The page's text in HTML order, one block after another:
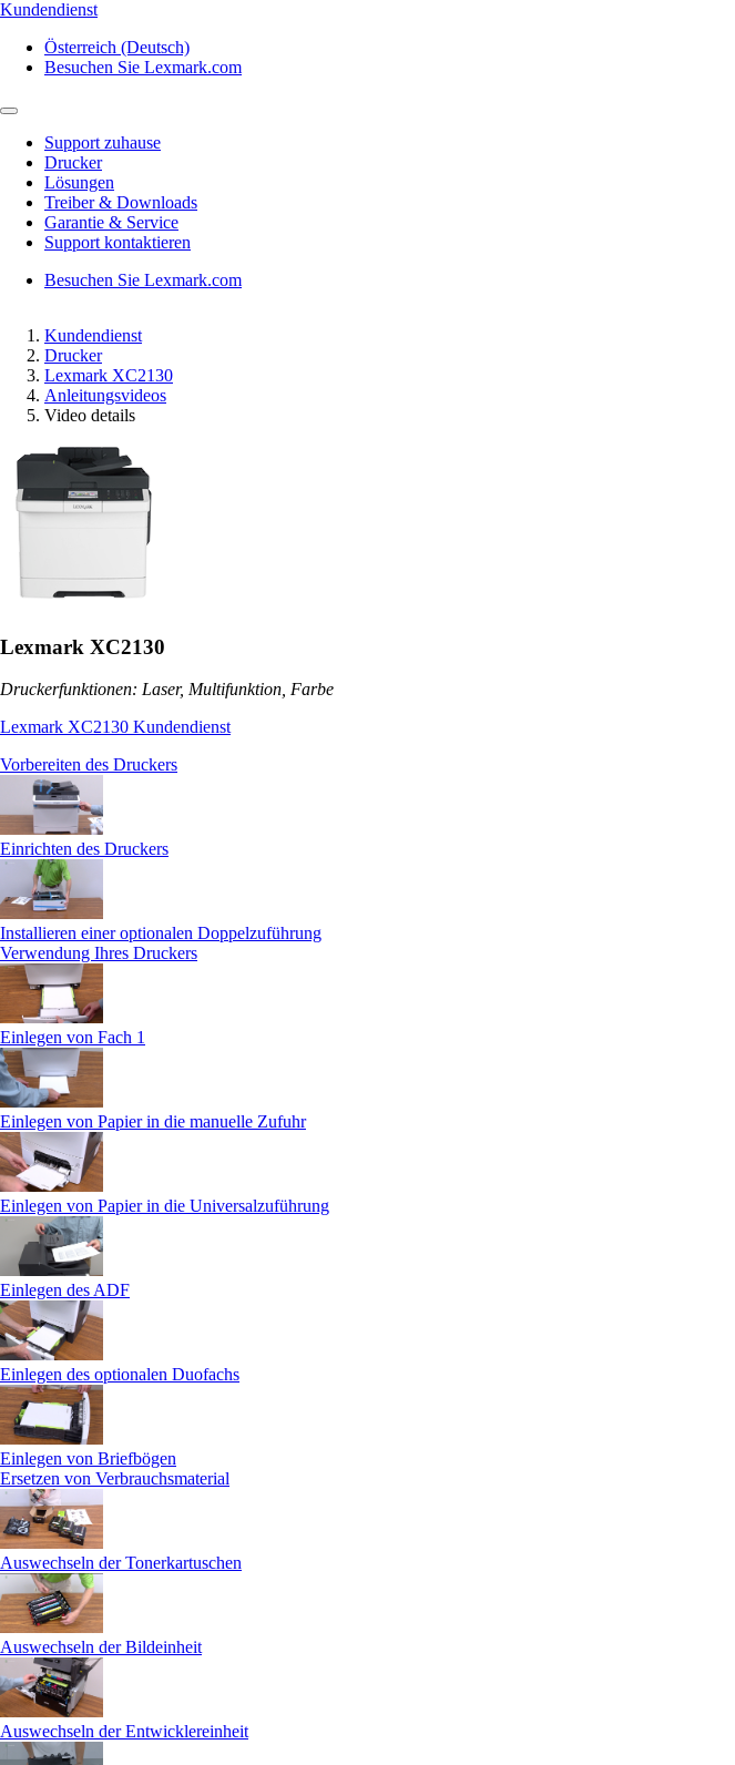
Kundendienst
Österreich (Deutsch)
Besuchen Sie Lexmark.com
Support zuhause
Drucker
Lösungen
Treiber & Downloads
Garantie & Service
Support kontaktieren
Besuchen Sie Lexmark.com
Kundendienst
Drucker
Lexmark XC2130
Anleitungsvideos
Video details
Lexmark XC2130
Druckerfunktionen: Laser, Multifunktion, Farbe
Lexmark XC2130 Kundendienst
Vorbereiten des Druckers
Einrichten des Druckers
Installieren einer optionalen Doppelzuführung
Verwendung Ihres Druckers
Einlegen von Fach 1
Einlegen von Papier in die manuelle Zufuhr
Einlegen von Papier in die Universalzuführung
Einlegen des ADF
Einlegen des optionalen Duofachs
Einlegen von Briefbögen
Ersetzen von Verbrauchsmaterial
Auswechseln der Tonerkartuschen
Auswechseln der Bildeinheit
Auswechseln der Entwicklereinheit